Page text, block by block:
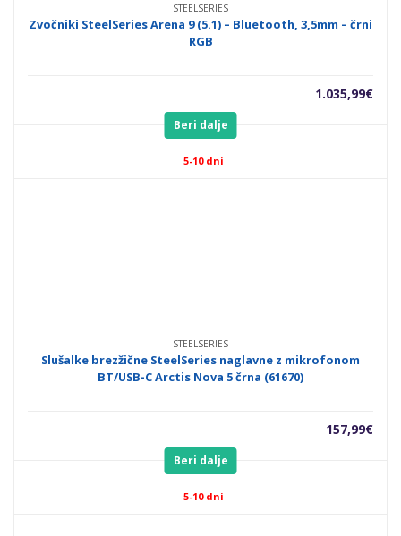
STEELSERIES
Zvočniki SteelSeries Arena 9 (5.1) – Bluetooth, 3,5mm – črni
RGB
1.035,99€
Beri dalje
5-10 dni
STEELSERIES
Slušalke brezžične SteelSeries naglavne z mikrofonom
BT/USB-C Arctis Nova 5 črna (61670)
157,99€
Beri dalje
5-10 dni